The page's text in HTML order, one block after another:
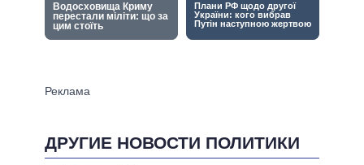
ДРУГИЕ НОВОСТИ ПОЛИТИКИ